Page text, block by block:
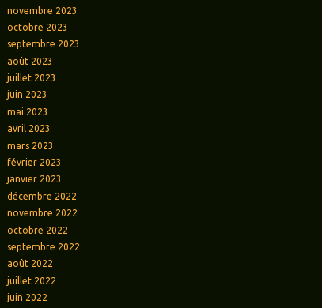
novembre 2023
octobre 2023
septembre 2023
août 2023
juillet 2023
juin 2023
mai 2023
avril 2023
mars 2023
février 2023
janvier 2023
décembre 2022
novembre 2022
octobre 2022
septembre 2022
août 2022
juillet 2022
juin 2022